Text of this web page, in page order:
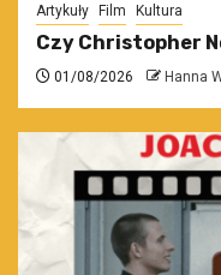
Artykuły Film Kultura
Czy Christopher
01/08/2026 Hanna